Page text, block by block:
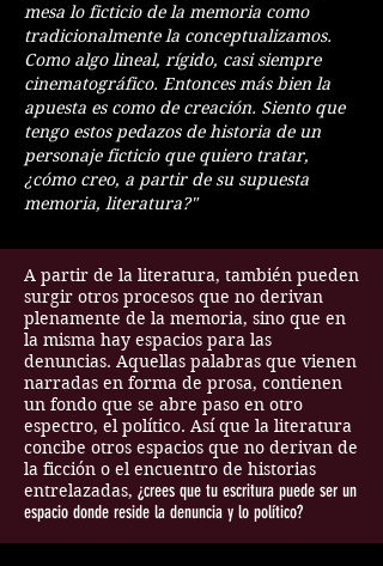
mesa lo ficticio de la memoria como
tradicionalmente la conceptualizamos.
Como algo lineal, rígido, casi siempre
cinematográfico. Entonces más bien la
apuesta es como de creación. Siento que
tengo estos pedazos de historia de un
personaje ficticio que quiero tratar,
¿cómo creo, a partir de su supuesta
memoria, literatura?"
A partir de la literatura, también pueden
surgir otros procesos que no derivan
plenamente de la memoria, sino que en
la misma hay espacios para las
denuncias. Aquellas palabras que vienen
narradas en forma de prosa, contienen
un fondo que se abre paso en otro
espectro, el político. Así que la literatura
concibe otros espacios que no derivan de
la ficción o el encuentro de historias
entrelazadas, ¿crees que tu escritura puede ser un
espacio donde reside la denuncia y lo político?